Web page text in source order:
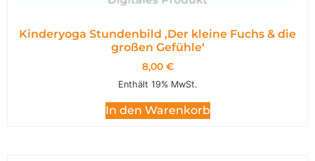
Kinderyoga Stundenbild ,Der kleine Fuchs & die
großen Gefühle‘
8,00 €
Enthält 19% MwSt.
In den Warenkorb